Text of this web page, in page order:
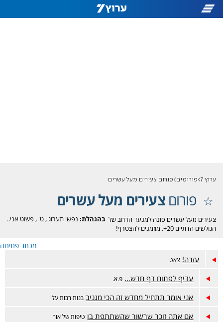
ערוץ 7 פורומים פורום צעירים מעל עשרים
פורוםצעירים מעל עשרים
בהנהלת: נפשי תערוג,ט', פשוט אני..
צעירים מעל עשרים פונה למנעד הרחב של
הגולשים הדתיים 20+. מוזמנים להצטרף!
מכתב פתיחה
עזרה! צאט
עדיף לפתוח דף חדש… פ.א.
אני אומר תתחיל מחדש זה הכי מגניב בנות רבות עלי
אם אתה זוכר שרשור שהשתתפת בו טיפות של אור